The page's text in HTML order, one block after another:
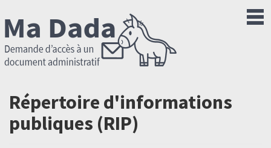
Répertoire d'informations
publiques (RIP)